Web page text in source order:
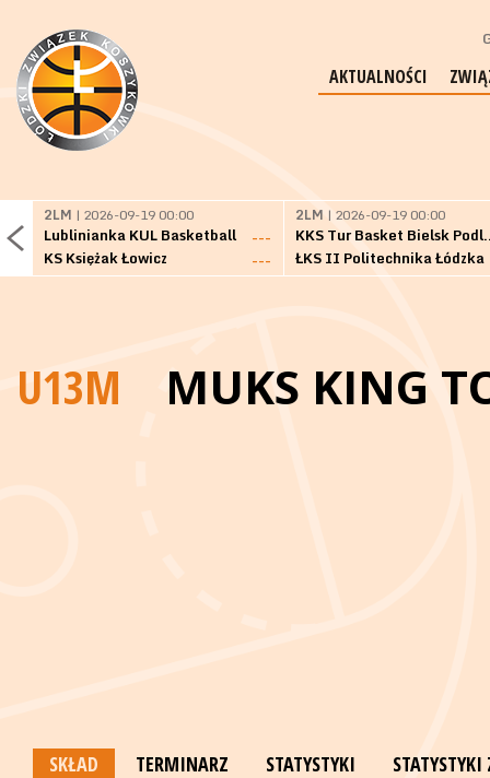
AKTUALNOŚCI
2LM | 2026-09-19 00:00
Lublinianka KUL Basketball
---
KS Księżak Łowicz
---
2LM | 2026-09-19 00:00
KKS Tur
ŁKS II Politechnika Łódzka
U13M MUKS KING
SKŁAD TERMINARZ STATYSTYKI